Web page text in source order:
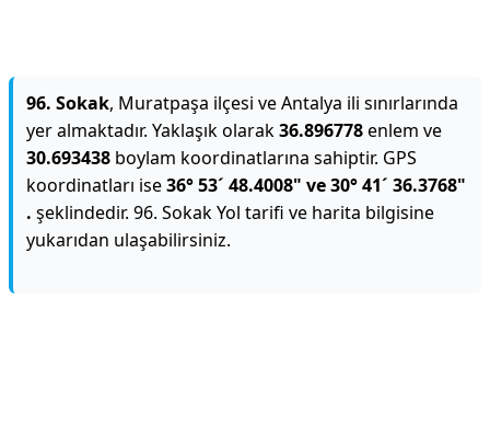
96. Sokak, Muratpaşa ilçesi ve Antalya ili sınırlarında
yer almaktadır. Yaklaşık olarak36.896778enlem ve
30.693438 boylam koordinatlarına sahiptir. GPS
koordinatları ise36° 53´ 48.4008" ve 30° 41´ 36.3768"
. şeklindedir. 96. Sokak Yol tarifi ve harita bilgisine
yukarıdan ulaşabilirsiniz.